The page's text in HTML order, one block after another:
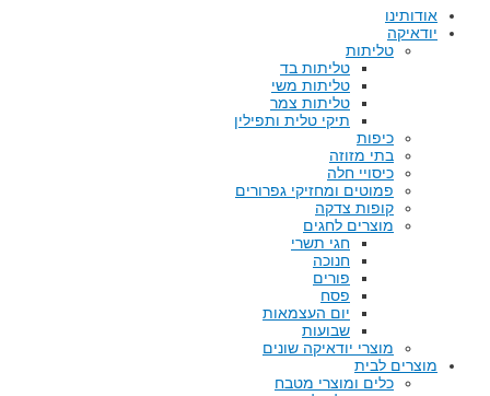
אודותינו
יודאיקה
טליתות
טליתות בד
טליתות משי
טליתות צמר
תיקי טלית ותפילין
כיפות
בתי מזוזה
כיסויי חלה
פמוטים ומחזיקי גפרורים
קופות צדקה
מוצרים לחגים
חגי תשרי
חנוכה
פורים
פסח
יום העצמאות
שבועות
מוצרי יודאיקה שונים
מוצרים לבית
כלים ומוצרי מטבח